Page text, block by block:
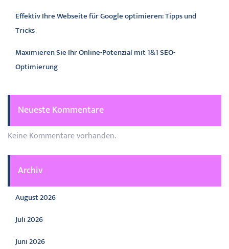
Effektiv Ihre Webseite für Google optimieren: Tipps und
Tricks
Maximieren Sie Ihr Online-Potenzial mit 1&1 SEO-
Optimierung
Neueste Kommentare
Keine Kommentare vorhanden.
Archiv
August 2026
Juli 2026
Juni 2026